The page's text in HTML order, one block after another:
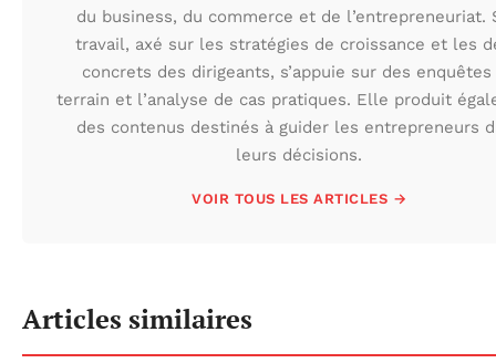
du business, du commerce et de l’entrepreneuriat.
travail, axé sur les stratégies de croissance et les
concrets des dirigeants, s’appuie sur des enquêtes
terrain et l’analyse de cas pratiques. Elle produit
des contenus destinés à guider les entrepreneurs
leurs décisions.
VOIR TOUS LES ARTICLES →
Articles similaires